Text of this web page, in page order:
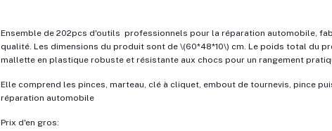
Ensemble de 202pcs d'outils professionnels pour la réparation automobile,
qualité. Les dimensions du produit sont de \(60*48*10\) cm. Le poids total du
mallette en plastique robuste et résistante aux chocs pour un rangement
Elle comprend les pinces, marteau, clé à cliquet, embout de tournevis, pince
réparation automobile
Prix d'en gros: